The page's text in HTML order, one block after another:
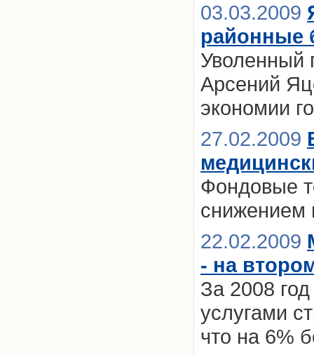
03.03.2009
районные
Уволенный
Арсений
экономии
27.02.2009
Фондовые
снижением
22.02.2009
- на
За 2008
услугами
что на 6%